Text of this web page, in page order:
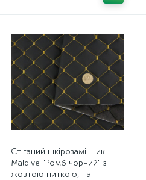
Стіганий шкірозамінник
Maldive "Ромб чорний" з
жовтою ниткою, на